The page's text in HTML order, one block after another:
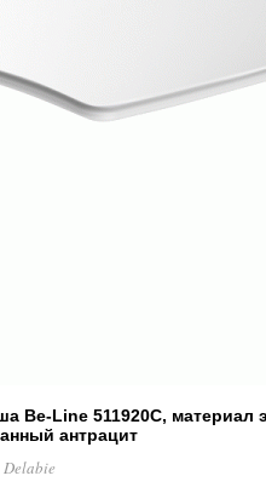
Be-Line 511920C,
антрацит